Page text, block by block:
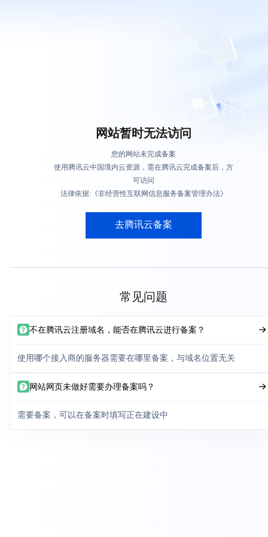
网站暂时无法访问
您的网站未完成备案
使用腾讯云中国境内云资源，需在腾讯云完成备案后，方
可访问
法律依据:《非经营性互联网信息服务备案管理办法》
去腾讯云备案
常见问题
不在腾讯云注册域名，能否在腾讯云进行备案？
使用哪个接入商的服务器需要在哪里备案，与域名位置无关
网站网页未做好需要办理备案吗？
需要备案，可以在备案时填写正在建设中